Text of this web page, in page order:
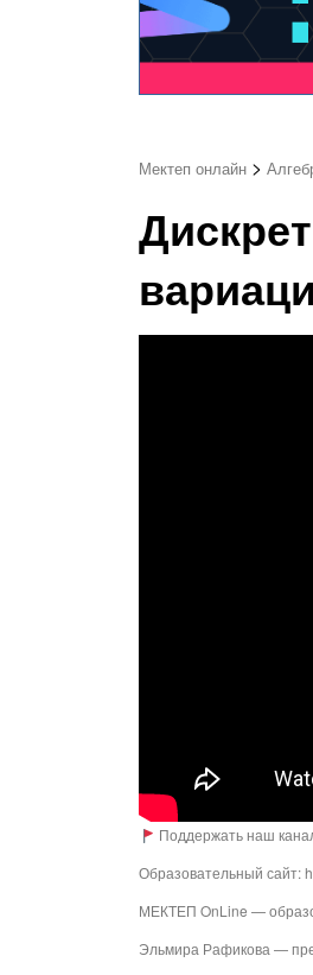
Мектеп онлайн >
Поддержать наш
Образовательный сайт:
МЕКТЕП OnLine —
Эльмира Рафикова —